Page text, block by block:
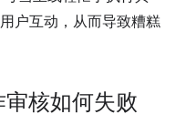
户互动，从而导致糟糕
核如何失败